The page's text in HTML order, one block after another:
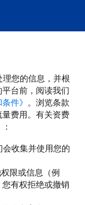
您的信息，并根
台前，阅读我们
件》 。浏览条款
费用。有关资费
收集并使用您的
限或信息（例
有权拒绝或撤销